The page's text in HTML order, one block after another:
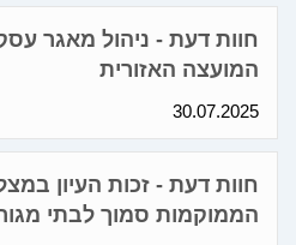
חוות דעת - ניהול מאגר
המועצה האזורית
30.07.2025
חוות דעת - זכות העיון
הממוקמות סמוך לבתי